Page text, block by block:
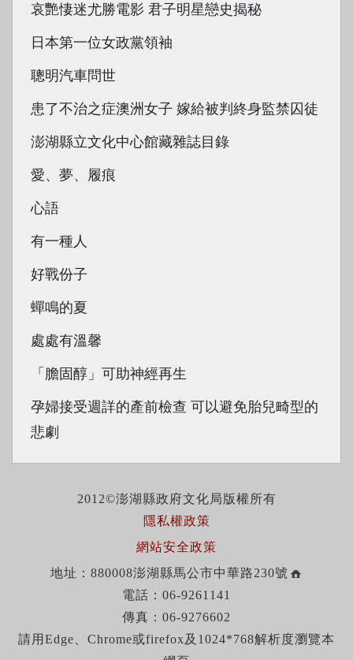
哀艷悽迷尤勝電影 君子明星戀史揭秘
日本第一位女政黨領袖
聰明汽車問世
患了不治之症澳洲女子 嫁給被判終身監禁囚徒
澎湖縣立文化中心館藏雜誌目錄
愛、夢、履痕
心語
有一種人
好戰份子
蟬鳴的夏
處處有溫馨
「膽固醇」可助神經再生
孕婦接受週詳的產前檢查 可以避免胎兒畸型的
悲劇
2012©澎湖縣政府文化局版權所有
隱私權政策
網站安全政策
地址：880008澎湖縣馬公市中華路230號
電話：06-9261141
傳真：06-9276602
請用Edge、Chrome或firefox及1024*768解析度瀏覽本